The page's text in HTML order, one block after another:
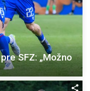
SFZ: „Možno